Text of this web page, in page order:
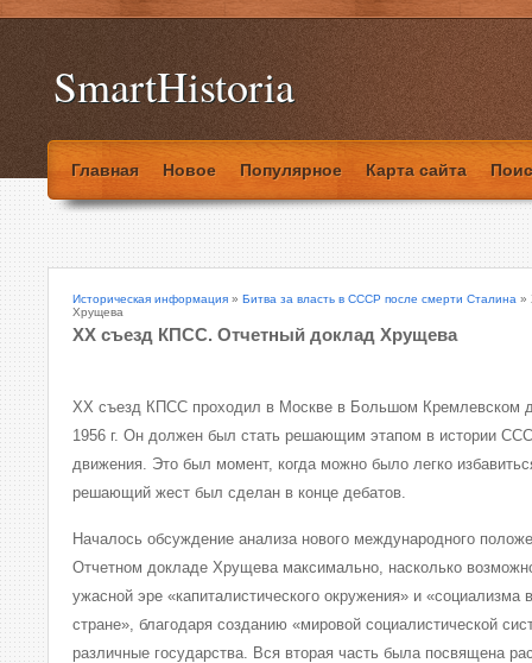
SmartHistoria
Главная Новое Популярное Карта сайта
Историческая информация » Битва за власть в СССР после смерти Сталина »
Хрущева
ХХ съезд КПСС. Отчетный доклад Хрущева
ХХ съезд КПСС проходил в Москве в Большом Кремлевском
1956 г. Он должен был стать решающим этапом в истории
движения. Это был момент, когда можно было легко
решающий жест был сделан в конце дебатов.
Началось обсуждение анализа нового международного
Отчетном докладе Хрущева максимально, насколько
ужасной эре «капиталистического окружения» и «социализма
стране», благодаря созданию «мировой социалистической
различные государства. Вся вторая часть была посвящена